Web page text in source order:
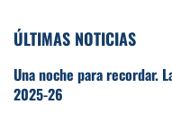
ÚLTIMAS NOTICIAS
Una noche para recordar.
2025-26